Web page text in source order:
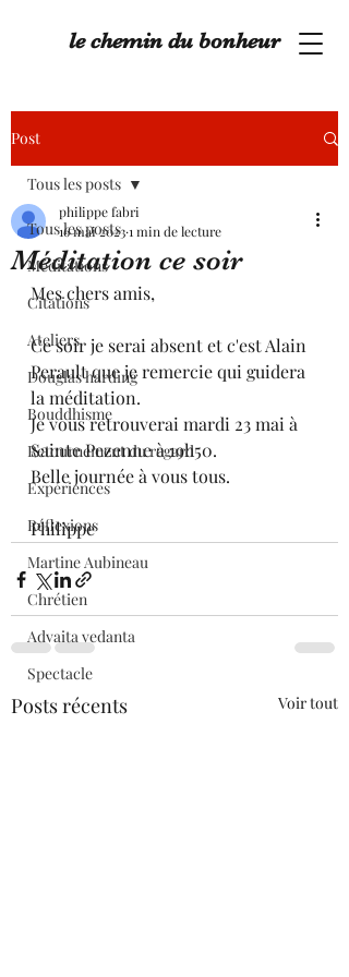
le chemin du bonheur
Post
Tous les posts
Méditations
Citations
Ateliers
Douglas harding
Bouddhisme
Retournement du regard
Expériences
Réflexions
Martine Aubineau
Chrétien
Advaita vedanta
Spectacle
Tous les posts
Méditation ce soir
philippe fabri
16 mai 20231 min de lecture
Mes chers amis,
Ce soir je serai absent et c'est Alain
Perault que je remercie qui guidera
la méditation.
Je vous retrouverai mardi 23 mai à
Sainte Pezenne à 19h50.
Belle journée à vous tous.
Philippe
Posts récents Voir tout